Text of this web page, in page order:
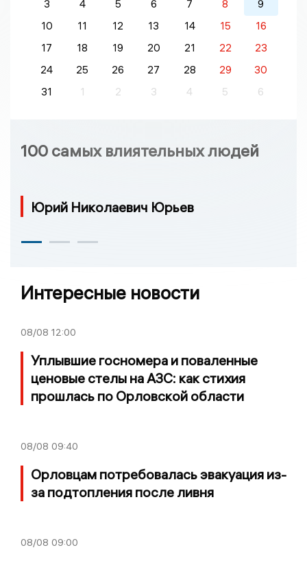
3
4 5 6 7 8
9
10
11 12 13 14 15
16
17
18 19 20 21 22
23
24
25 26 27 28 29
30
31
1 2 3 4 5 6
100 самых влиятельных людей
Юрий Николаевич Юрьев
Интересные новости
08/08 12:00
Уплывшие госномера и поваленные
ценовые стелы на АЗС: как стихия
прошлась по Орловской области
08/08 09:40
Орловцам потребовалась эвакуация из-
за подтопления после ливня
08/08 09:00